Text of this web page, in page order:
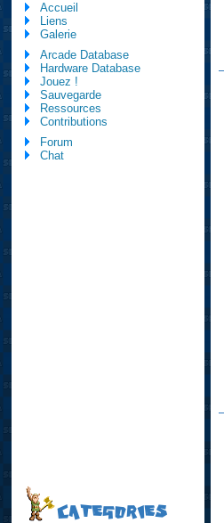
Accueil
Liens
Galerie
Arcade Database
Hardware Database
Jouez !
Sauvegarde
Ressources
Contributions
Forum
Chat
CATEGORIES